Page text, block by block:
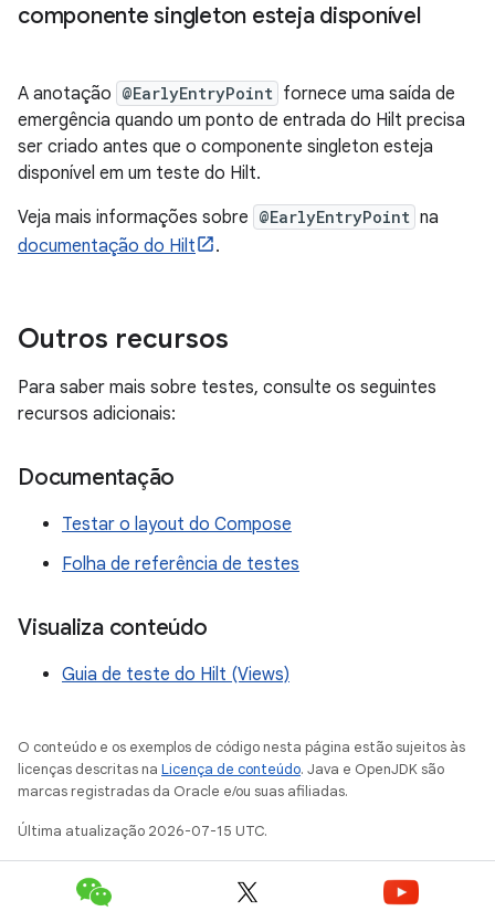
componente singleton esteja disponível
A anotação @EarlyEntryPoint fornece uma saída de
emergência quando um ponto de entrada do Hilt precisa
ser criado antes que o componente singleton esteja
disponível em um teste do Hilt.
Veja mais informações sobre @EarlyEntryPoint na
documentação do Hilt
.
Outros recursos
Para saber mais sobre testes, consulte os seguintes
recursos adicionais:
Documentação
Testar o layout do Compose
Folha de referência de testes
Visualiza conteúdo
Guia de teste do Hilt (Views)
O conteúdo e os exemplos de código nesta página estão sujeitos às
licenças descritas na Licença de conteúdo. Java e OpenJDK são
marcas registradas da Oracle e/ou suas afiliadas.
Última atualização 2026-07-15 UTC.